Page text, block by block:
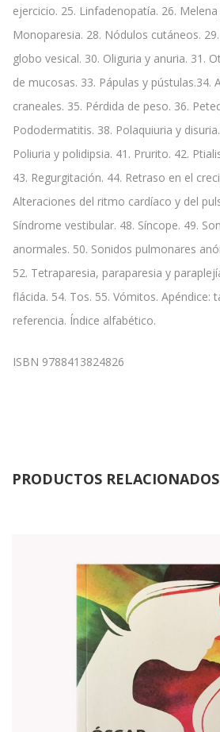
ejercicio. 25. Linfadenopatía. 26.
Monoparesia. 28. Nódulos cutáneos.
globo vesical. 30. Oliguria y anuria. 31.
de mucosas. 33. Pápulas y pústulas.34.
craneales. 35. Pérdida de peso. 36.
Pododermatitis. 38. Polaquiuria y
Poliuria y polidipsia. 41. Prurito. 42.
43. Regurgitación. 44. Retraso en el
Alteraciones del ritmo cardíaco y del
Síndrome vestibular. 48. Síncope. 49.
anormales. 50. Sonidos pulmonares
52. Tetraparesia, paraparesia y
flácida. 54. Tos. 55. Vómitos. Apéndice:
referencia. Índice alfabético.
ISBN 9788413824826
PRODUCTOS RELACIONADOS